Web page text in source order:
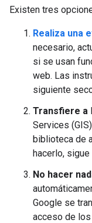
Existen tres
Realiza una
necesario,
si se usan
web. Las
siguiente
Transfiere a
Services
biblioteca de
hacerlo,
No hacer
Google se
acceso de